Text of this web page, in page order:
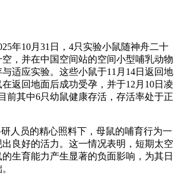
年10月31日，4只实验小鼠随神舟二十
，并在中国空间站的空间小型哺乳动物
适应实验。这些小鼠于11月14日返回地
返回地面后成功受孕，并于12月10日凌
前其中6只幼鼠健康存活，存活率处于正
人员的精心照料下，母鼠的哺育行为一
良好的活力。这一情况表明，短期太空
生育能力产生显著的负面影响，为其日